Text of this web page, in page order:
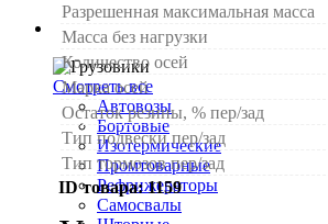
Грузовики
Смотреть все
Автовозы
Бортовые
Изотермические
Промтоварные
Рефрижераторы
Самосвалы
Разрешенная максимальная масса
Масса без нагрузки
Количество осей
Марка осей
Остаток резины, % пер/зад
Тип подвески пер/зад
Тип тормозов пер/зад
ID товара:1159